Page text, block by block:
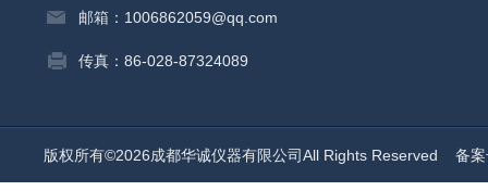
邮箱：1006862059@qq.com
传真：86-028-87324089
版权所有©2026成都华诚仪器有限公司All Rights Reserved 备